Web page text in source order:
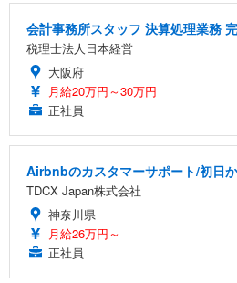
会計事務所スタッフ 決算処理業務
税理士法人日本経営
大阪府
月給20万円～30万円
正社員
Airbnbのカスタマーサポート/初日
TDCX Japan株式会社
神奈川県
月給26万円～
正社員